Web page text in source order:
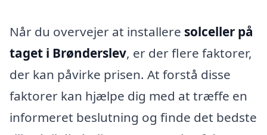
Når du overvejer at installere solceller på
taget i Brønderslev, er der flere faktorer,
der kan påvirke prisen. At forstå disse
faktorer kan hjælpe dig med at træffe en
informeret beslutning og finde det bedste